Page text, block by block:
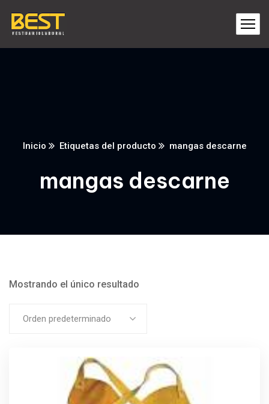
Inicio Etiquetas del producto mangas descarne
mangas descarne
Mostrando el único resultado
Orden predeterminado